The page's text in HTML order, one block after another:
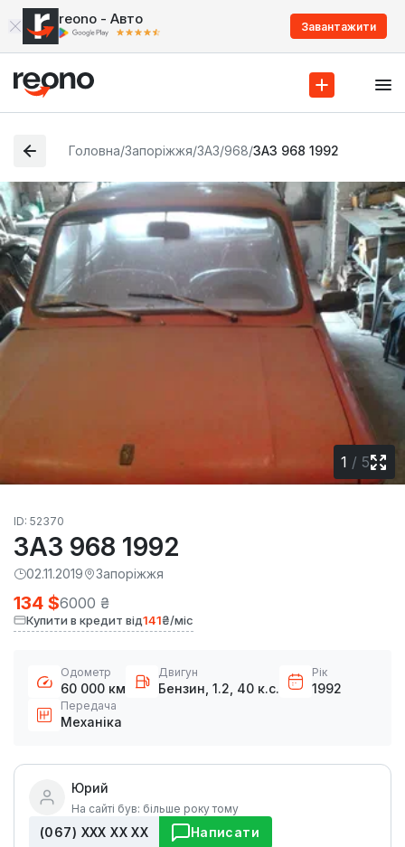
reono - Авто Завантажити
Головна/Запоріжжя/ЗАЗ/968/ЗАЗ 968 1992
1 / 5
ID: 52370
ЗАЗ 968 1992
02.11.2019 Запоріжжя
134 $6000 ₴
Купити в кредит від141₴/міс
Одометр
60 000 км
Двигун
Бензин, 1.2, 40 к.с.
Рік
1992
Передача
Механіка
Юрий
На сайті був: більше року тому
(067) ХХХ ХХ ХХ Написати